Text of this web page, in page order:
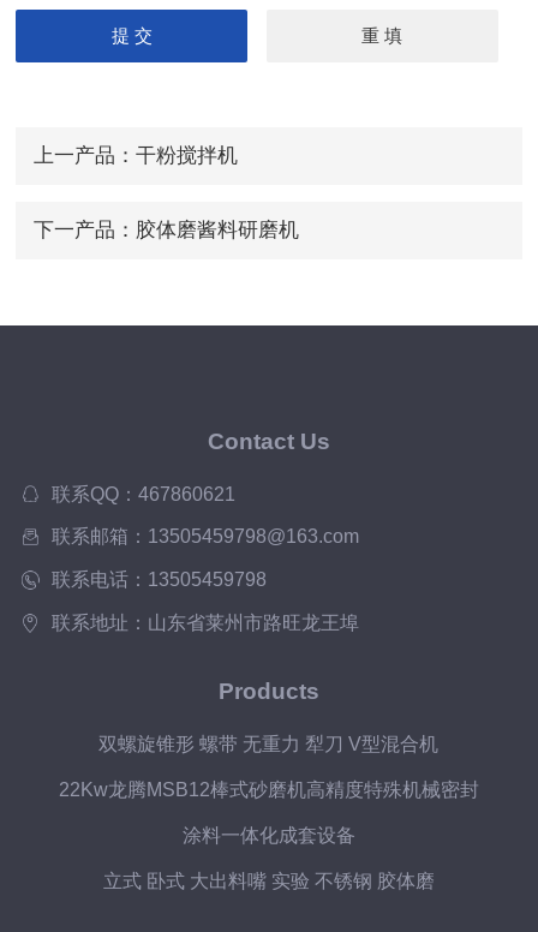
上一产品： 干粉搅拌机
下一产品： 胶体磨酱料研磨机
Contact Us
联系QQ：467860621
联系邮箱：13505459798@163.com
联系电话：13505459798
联系地址：山东省莱州市路旺龙王埠
Products
双螺旋锥形 螺带 无重力 犁刀 V型混合机
22Kw龙腾MSB12棒式砂磨机高精度特殊机械密封
涂料一体化成套设备
立式 卧式 大出料嘴 实验 不锈钢 胶体磨